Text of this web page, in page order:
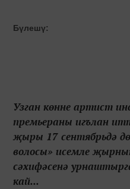
Бүлешү:
Узган көнне артист
премьераны игълан
җыры 17 сентябрьдә
волосы» исемле
сәхифәсенә
кай...